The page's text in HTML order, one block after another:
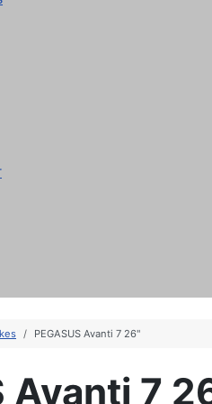
PEGASUS Avanti 7 26"
Avanti 7